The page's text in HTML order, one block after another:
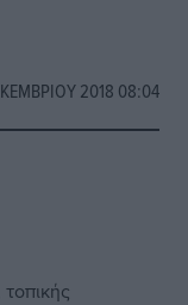
2018 08:04